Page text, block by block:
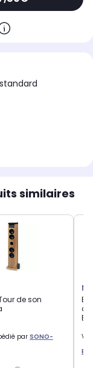
similaires
de son
par SONO-
à